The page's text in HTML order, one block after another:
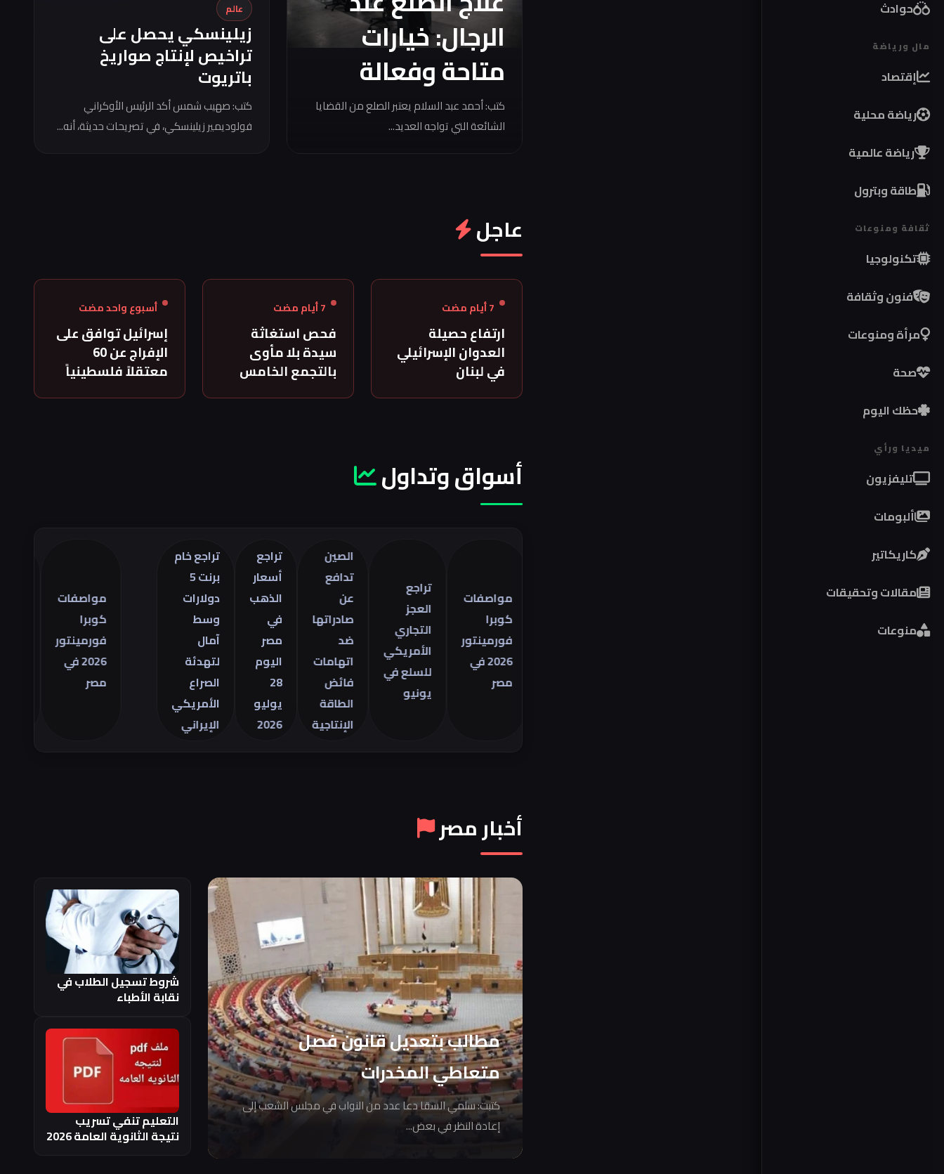
حوادث
مال ورياضة
إقتصاد
رياضة محلية
رياضة عالمية
طاقة وبترول
ثقافة ومنوعات
تكنولوجيا
فنون وثقافة
مرأة ومنوعات
صحة
حظك اليوم
ميديا ورأي
تليفزيون
ألبومات
كاريكاتير
مقالات وتحقيقات
منوعات
الرجال: خيارات
متاحة وفعالة
كتب: أحمد عبد السلام يعتبر الصلع من القضايا
الشائعة التي تواجه العديد...
عالم
زيلينسكي يحصل على
تراخيص لإنتاج صواريخ
باتريوت
كتب: صهيب شمس أكد الرئيس الأوكراني
فولوديمير زيلينسكي، في تصريحات حديثة، أنه...
عاجل
7 أيام مضت
ارتفاع حصيلة
العدوان الإسرائيلي
في لبنان
7 أيام مضت
فحص استغاثة
سيدة بلا مأوى
بالتجمع الخامس
أسبوع واحد مضت
إسرائيل توافق على
الإفراج عن 60
معتقلاً فلسطينياً
أسواق وتداول
مواصفات
فورمينتور
2026 في
التجاري
الأمريكي
للسلع في
يونيو
الصين
تدافع
صادراتها
اتهامات
فائض
الطاقة
الإنتاجية
أسعار
الذهب
يوليو
تراجع خام
برنت 5
دولارات
لتهدئة
الصراع
الأمريكي
الإيراني
مواصفات
فورمينتور
2026 في
أخبار مصر
مطالب بتعديل قانون فصل
متعاطي المخدرات
كتبت: سلمي السقا دعا عدد من النواب في مجلس الشعب إلى
إعادة النظر في بعض...
شروط تسجيل الطلاب في
نقابة الأطباء
التعليم تنفي تسريب
نتيجة الثانوية العامة 2026